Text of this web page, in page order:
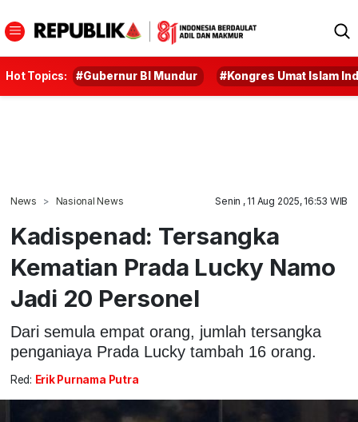
Hot Topics: #Gubernur BI Mundur #Kongres Umat Islam
News Nasional News Senin , 11 Aug 2025, 16:53 WIB
Kadispenad: Tersangka
Kematian Prada Lucky Namo
Jadi 20 Personel
Dari semula empat orang, jumlah tersangka
penganiaya Prada Lucky tambah 16 orang.
Red: Erik Purnama Putra